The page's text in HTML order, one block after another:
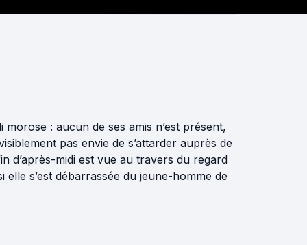
: aucun de ses amis n’est présent,
pas envie de s’attarder auprès de
d’après-midi est vue au travers du regard
elle s’est débarrassée du jeune-homme de